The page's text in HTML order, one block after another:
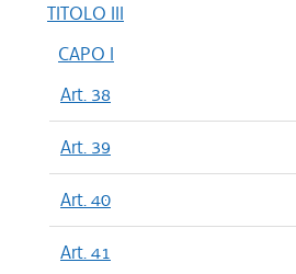
TITOLO III
CAPO I
Art. 38
Art. 39
Art. 40
Art. 41